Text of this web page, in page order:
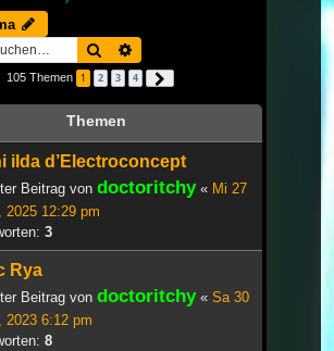
Suche
105 Themen 1 2 3 4
Themen
ilda d’Electroconcept
Beitrag von doctoritchy« Mi 27
2025 12:29 pm
3
Rya
Beitrag von doctoritchy« Sa 30
2023 6:12 pm
8